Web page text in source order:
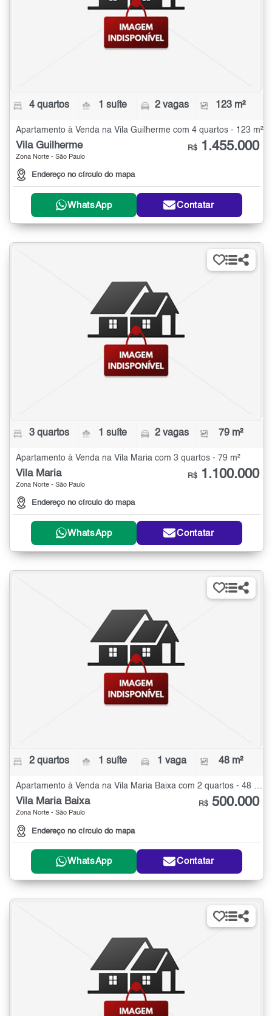
4 quartos 1 suíte 2 vagas 123 m²
Apartamento à Venda na Vila Guilherme com 4 quartos - 123 m²
Vila Guilherme
Zona Norte - São Paulo
Endereço no círculo do mapa
R$ 1.455.000
WhatsApp Contatar
3 quartos 1 suíte 2 vagas 79 m²
Apartamento à Venda na Vila Maria com 3 quartos - 79 m²
Vila Maria
Zona Norte - São Paulo
Endereço no círculo do mapa
R$ 1.100.000
WhatsApp Contatar
2 quartos 1 suíte 1 vaga 48 m²
Apartamento à Venda na Vila Maria Baixa com 2 quartos - 48 m²
Vila Maria Baixa
Zona Norte - São Paulo
Endereço no círculo do mapa
R$ 500.000
WhatsApp Contatar